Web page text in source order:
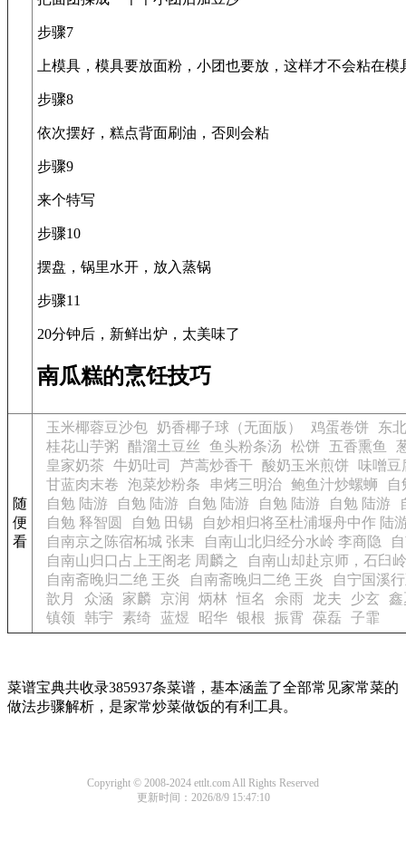
步骤7
上模具，模具要放面粉，小团也要放，这样才不会粘在模
步骤8
依次摆好，糕点背面刷油，否则会粘
步骤9
来个特写
步骤10
摆盘，锅里水开，放入蒸锅
步骤11
20分钟后，新鲜出炉，太美味了
南瓜糕的烹饪技巧
随
便
看
玉米椰蓉豆沙包 奶香椰子球（无面版） 鸡蛋卷饼
东
桂花山芋粥
醋溜土豆丝 鱼头粉条汤 松饼 五香熏鱼
皇家奶茶
牛奶吐司 芦蒿炒香干 酸奶玉米煎饼
味噌豆
甘蓝肉末卷
泡菜炒粉条 串烤三明治 鲍鱼汁炒螺蛳
自
自勉 陆游
自勉 陆游 自勉 陆游 自勉 陆游 自勉 陆游
自勉 释智圆
自勉 田锡
自妙相归将至杜浦堰舟中作 陆
自南京之陈宿柘城 张耒
自南山北归经分水岭 李商隐
自南山归口占上王阁老 周麟之
自南山却赴京师，石臼
自南斋晚归二绝 王炎
自南斋晚归二绝 王炎
自宁国溪
歆月
众涵 家麟 京润 炳林 恒名 余雨 龙夫 少玄
鑫
镇领
韩宇 素绮 蓝煜 昭华 银根 振霄 葆磊 子霏
菜谱宝典共收录385937条菜谱，基本涵盖了全部常见家常菜的
做法步骤解析，是家常炒菜做饭的有利工具。
Copyright © 2008-2024 ettlt.com All Rights Reserved
更新时间：2026/8/9 15:47:10